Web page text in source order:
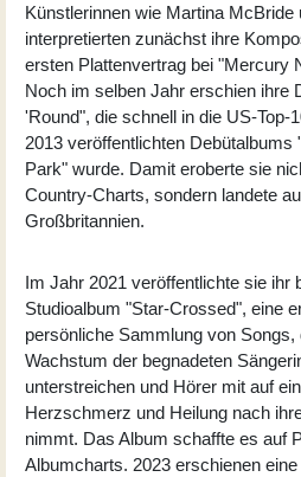
Künstlerinnen wie Martina McBride
interpretierten zunächst ihre
ersten Plattenvertrag bei "Mercury
Noch im selben Jahr erschien ihre
'Round", die schnell in die US-Top-
2013 veröffentlichten Debütalbums
Park" wurde. Damit eroberte sie
Country-Charts, sondern landete
Großbritannien.
Im Jahr 2021 veröffentlichte sie ihr
Studioalbum "Star-Crossed", eine
persönliche Sammlung von
Wachstum der begnadeten
unterstreichen und Hörer mit auf
Herzschmerz und Heilung nach
nimmt. Das Album schaffte es auf
Albumcharts. 2023 erschienen